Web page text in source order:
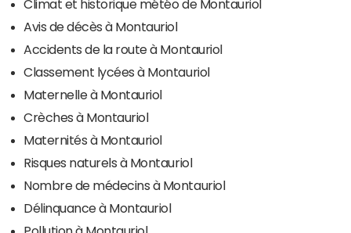
Climat et historique météo de Montauriol
Avis de décès à Montauriol
Accidents de la route à Montauriol
Classement lycées à Montauriol
Maternelle à Montauriol
Crèches à Montauriol
Maternités à Montauriol
Risques naturels à Montauriol
Nombre de médecins à Montauriol
Délinquance à Montauriol